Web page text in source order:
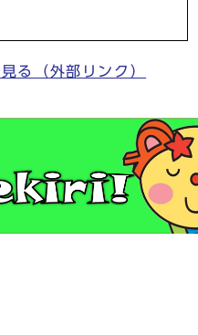
る（外部リンク）